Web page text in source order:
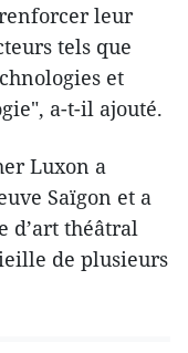
leur
tels que
et
a-t-il ajouté.
Luxon a
Saïgon et a
d’art théâtral
de plusieurs